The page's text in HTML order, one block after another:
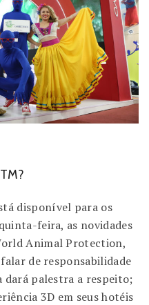
disponível para os
feira, as novidades
Animal Protection,
de responsabilidade
palestra a respeito;
3D em seus hotéis